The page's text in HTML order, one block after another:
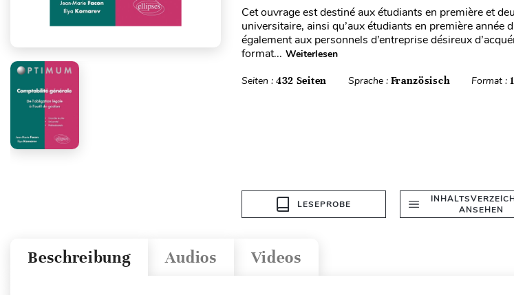
Cet ouvrage est destiné aux étudiants en première et
universitaire, ainsi qu’aux étudiants en première année
également aux personnels d’entreprise désireux
format... Weiterlesen
Seiten : 432 Seiten Sprache : Französisch Format :
LESEPROBE
ANSEHEN
Videos
Audios
Beschreibung